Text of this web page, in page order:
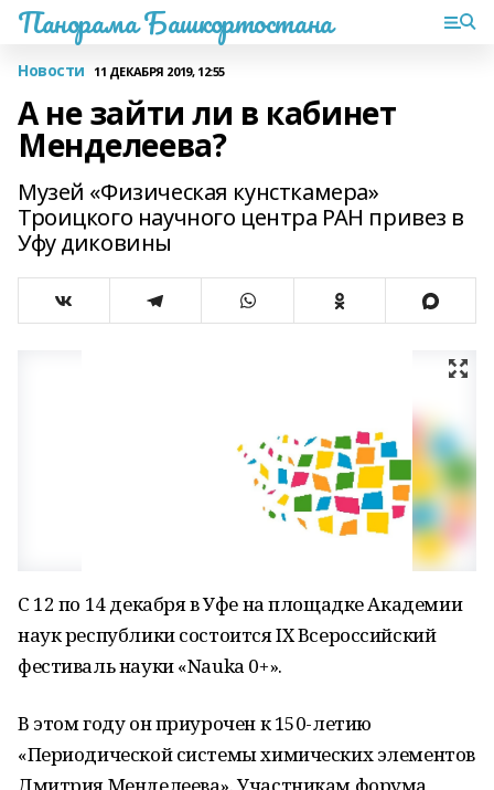
Панорама Башкортостана
Новости 11 ДЕКАБРЯ 2019, 12:55
А не зайти ли в кабинет
Менделеева?
Музей «Физическая кунсткамера»
Троицкого научного центра РАН привез в
Уфу диковины
С 12 по 14 декабря в Уфе на площадке Академии
наук республики состоится IX Всероссийский
фестиваль науки «Nauka 0+».
В этом году он приурочен к 150-летию
«Периодической системы химических элементов